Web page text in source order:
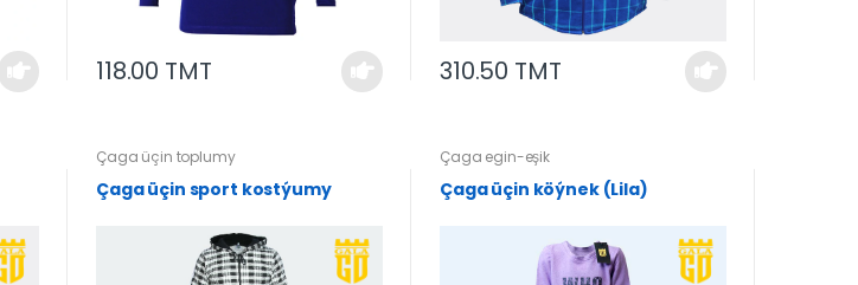
118.00 TMT 310.50 TMT
Çaga üçin toplumy
Çaga üçin sport kostýumy
Çaga egin-eşik
Çaga üçin köýnek (Lila)